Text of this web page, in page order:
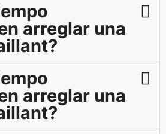
arreglar una
arreglar una